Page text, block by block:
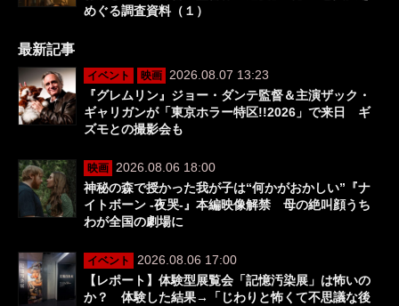
めぐる調査資料（１）
最新記事
イベント 映画 2026.08.07 13:23
『グレムリン』ジョー・ダンテ監督＆主演ザック・
ギャリガンが「東京ホラー特区!!2026」で来日 ギ
ズモとの撮影会も
映画 2026.08.06 18:00
神秘の森で授かった我が子は“何かがおかしい”『ナ
イトボーン -夜哭-』本編映像解禁 母の絶叫顔うち
わが全国の劇場に
イベント
2026.08.06 17:00
【レポート】体験型展覧会「記憶汚染展」は怖いの
か？ 体験した結果→「じわりと怖くて不思議な後